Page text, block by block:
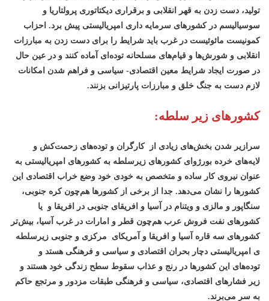
تولید، دست زدن به قهر انقلابی و برقراری دیکتاتوری پرولتاریا و
سوسیالیسم در کشورهای سرمایه داری امپریالیستی پیش برد. احزاب
کمونیست مائوئیست در غرب باید شرایط را برای دست زدن به مبارزات
انقلابی و شورش‌ها و قیام‌های مسلحانه توده‌ای آماده کنند و در عین حال
در صورت ایجاد شرایط معین اقتصادی- سیاسی و فراهم شدن امکانات
لازم دست به جنگ خلق و مبارزات پارتیزانی بزنند.
کشورهای زیر سلطه:
سرازیر شدن بخش‌های زیادی از کارگران و توده‌های زحمت‌کش و
لایه‌های خرده بورژوای کشورهای زیرسلطه به کشورهای امپریالیستی به
عنوان نیروی کار ساده و متخصص به خودی خود وضع خراب اقتصادی این
کشورها را نشان می‌دهد. جدا از برخی از کشورها هم‌چون کره جنوبی،
سنگاپور و مالزی و ویتنام در آسیا و افریقای جنوبی در افریقا و یا
کشورهای نفت فروش عرب هم‌چون قطر و امارات در غرب آسیا، بیش‌تر
کشورهای سه قاره آسیا و افریقا و آمریکای مرکزی و جنوبی زیرسلطه
ی امپریالیستی دچار بحران اقتصادی و سیاسی و فرهنگی هستد و
توده‌های این کشورها در رنج و عذاب سقوط سطح زندگی خود هستند و
زیر فشارهای اقتصادی، سیاسی و فرهنگی طبقات مزدور و مرتجع حاکم
به سر می‌برند.